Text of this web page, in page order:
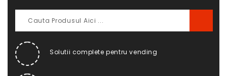
Solutii complete pentru vending